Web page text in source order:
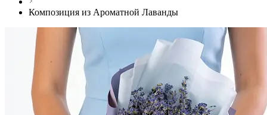
Композиция из Ароматной Лаванды